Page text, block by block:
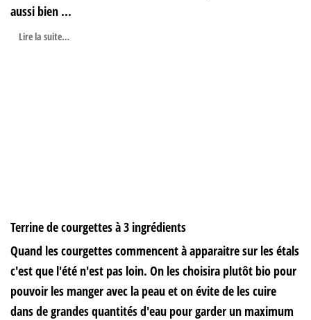
aussi bien ...
Lire la suite…
Terrine de courgettes à 3 ingrédients
Quand les courgettes commencent à apparaitre sur les étals
c'est que l'été n'est pas loin. On les choisira plutôt bio pour
pouvoir les manger avec la peau et on évite de les cuire
dans de grandes quantités d'eau pour garder un maximum